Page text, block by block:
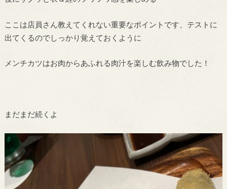
ここは店員さん教えてくれない重要なポイントです、テストに
出てくるのでしっかり覚えておくように
メンチカツはお肉からあふれる肉汁を楽しむ飲み物でした！
まだまだ続くよ